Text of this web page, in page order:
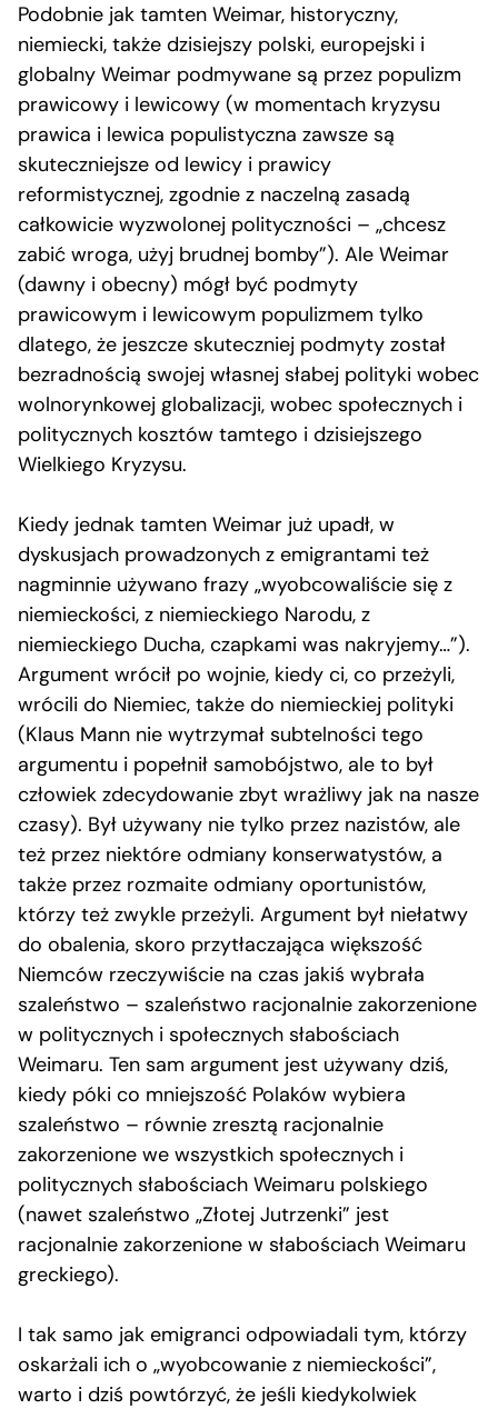
Podobnie jak tamten Weimar, historyczny,
niemiecki, także dzisiejszy polski, europejski i
globalny Weimar podmywane są przez populizm
prawicowy i lewicowy (w momentach kryzysu
prawica i lewica populistyczna zawsze są
skuteczniejsze od lewicy i prawicy
reformistycznej, zgodnie z naczelną zasadą
całkowicie wyzwolonej polityczności – „chcesz
zabić wroga, użyj brudnej bomby”). Ale Weimar
(dawny i obecny) mógł być podmyty
prawicowym i lewicowym populizmem tylko
dlatego, że jeszcze skuteczniej podmyty został
bezradnością swojej własnej słabej polityki wobec
wolnorynkowej globalizacji, wobec społecznych i
politycznych kosztów tamtego i dzisiejszego
Wielkiego Kryzysu.
Kiedy jednak tamten Weimar już upadł, w
dyskusjach prowadzonych z emigrantami też
nagminnie używano frazy „wyobcowaliście się z
niemieckości, z niemieckiego Narodu, z
niemieckiego Ducha, czapkami was nakryjemy…”).
Argument wrócił po wojnie, kiedy ci, co przeżyli,
wrócili do Niemiec, także do niemieckiej polityki
(Klaus Mann nie wytrzymał subtelności tego
argumentu i popełnił samobójstwo, ale to był
człowiek zdecydowanie zbyt wrażliwy jak na nasze
czasy). Był używany nie tylko przez nazistów, ale
też przez niektóre odmiany konserwatystów, a
także przez rozmaite odmiany oportunistów,
którzy też zwykle przeżyli. Argument był niełatwy
do obalenia, skoro przytłaczająca większość
Niemców rzeczywiście na czas jakiś wybrała
szaleństwo – szaleństwo racjonalnie zakorzenione
w politycznych i społecznych słabościach
Weimaru. Ten sam argument jest używany dziś,
kiedy póki co mniejszość Polaków wybiera
szaleństwo – równie zresztą racjonalnie
zakorzenione we wszystkich społecznych i
politycznych słabościach Weimaru polskiego
(nawet szaleństwo „Złotej Jutrzenki” jest
racjonalnie zakorzenione w słabościach Weimaru
greckiego).
I tak samo jak emigranci odpowiadali tym, którzy
oskarżali ich o „wyobcowanie z niemieckości”,
warto i dziś powtórzyć, że jeśli kiedykolwiek